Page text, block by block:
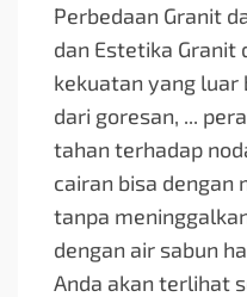
Perbedaan Granit
dan Estetika Granit
kekuatan yang luar
dari goresan, ...
tahan terhadap
cairan bisa dengan
tanpa
dengan air sabun
Anda akan terlihat